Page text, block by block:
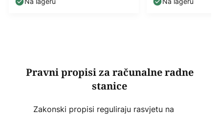
Pravni propisi za računalne radne
stanice
Zakonski propisi reguliraju rasvjetu na